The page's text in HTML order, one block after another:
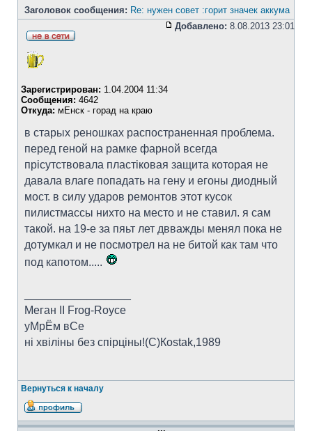
Заголовок сообщения: Re: нужен совет :горит значек аккума
Добавлено: 8.08.2013 23:01
Зарегистрирован: 1.04.2004 11:34
Сообщения: 4642
Откуда: мЕнск - горад на краю
в старых реношках распостраненная проблема.
перед геной на рамке фарной всегда
прісутствовала пластіковая защита которая не
давала влаге попадать на гену и егоны диодный
мост. в силу ударов ремонтов этот кусок
пилистмассы нихто на место и не ставил. я сам
такой. на 19-е за пяьт лет двважды менял пока не
дотумкал и не посмотрел на не битой как там что
под капотом.....
Меган II Frog-Royce
уМрЁм вСе
ні хвіліны без спірціны!(C)Коstak,1989
Вернуться к началу